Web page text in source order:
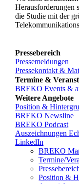
Herausforderungen
die Studie mit der
Pressebereich
Pressemeldungen
Pressekontakt &
Termine &
BREKO Events &
Weitere Angebote
Position &
BREKO Newsline
BREKO Podcast
Auszeichnungen
LinkedIn
BREKO
Termine/
Position &